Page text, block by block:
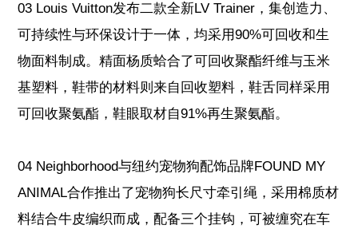
03 Louis Vuitton发布二款全新LV Trainer，集创造力、
可持续性与环保设计于一体，均采用90%可回收和生
物面料制成。精面杨质蛤合了可回收聚酯纤维与玉米
基塑料，鞋带的材料则来自回收塑料，鞋舌同样采用
可回收聚氨酯，鞋眼取材自91%再生聚氨酯。
04 Neighborhood与纽约宠物狗配饰品牌FOUND MY
ANIMAL合作推出了宠物狗长尺寸牵引绳，采用棉质材
料结合牛皮编织而成，配备三个挂钩，可被缠究在车